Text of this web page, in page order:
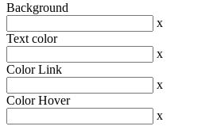
Background
x
Text color
x
Color Link
x
Color Hover
x